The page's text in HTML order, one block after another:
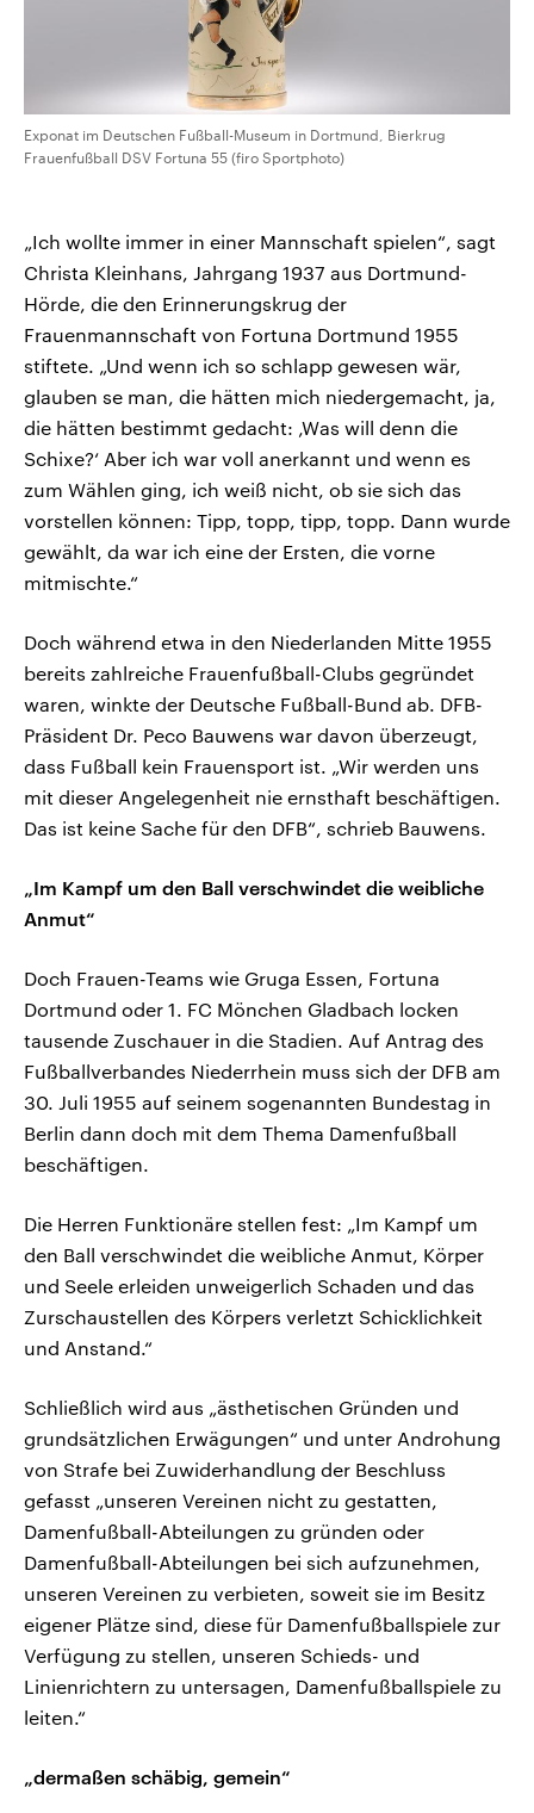
Exponat im Deutschen Fußball-Museum in Dortmund, Bierkrug
Frauenfußball DSV Fortuna 55 (firo Sportphoto)
„Ich wollte immer in einer Mannschaft spielen“, sagt
Christa Kleinhans, Jahrgang 1937 aus Dortmund-
Hörde, die den Erinnerungskrug der
Frauenmannschaft von Fortuna Dortmund 1955
stiftete. „Und wenn ich so schlapp gewesen wär,
glauben se man, die hätten mich niedergemacht, ja,
die hätten bestimmt gedacht: ‚Was will denn die
Schixe?‘ Aber ich war voll anerkannt und wenn es
zum Wählen ging, ich weiß nicht, ob sie sich das
vorstellen können: Tipp, topp, tipp, topp. Dann wurde
gewählt, da war ich eine der Ersten, die vorne
mitmischte.“
Doch während etwa in den Niederlanden Mitte 1955
bereits zahlreiche Frauenfußball-Clubs gegründet
waren, winkte der Deutsche Fußball-Bund ab. DFB-
Präsident Dr. Peco Bauwens war davon überzeugt,
dass Fußball kein Frauensport ist. „Wir werden uns
mit dieser Angelegenheit nie ernsthaft beschäftigen.
Das ist keine Sache für den DFB“, schrieb Bauwens.
„Im Kampf um den Ball verschwindet die weibliche
Anmut“
Doch Frauen-Teams wie Gruga Essen, Fortuna
Dortmund oder 1. FC Mönchen Gladbach locken
tausende Zuschauer in die Stadien. Auf Antrag des
Fußballverbandes Niederrhein muss sich der DFB am
30. Juli 1955 auf seinem sogenannten Bundestag in
Berlin dann doch mit dem Thema Damenfußball
beschäftigen.
Die Herren Funktionäre stellen fest: „Im Kampf um
den Ball verschwindet die weibliche Anmut, Körper
und Seele erleiden unweigerlich Schaden und das
Zurschaustellen des Körpers verletzt Schicklichkeit
und Anstand.“
Schließlich wird aus „ästhetischen Gründen und
grundsätzlichen Erwägungen“ und unter Androhung
von Strafe bei Zuwiderhandlung der Beschluss
gefasst „unseren Vereinen nicht zu gestatten,
Damenfußball-Abteilungen zu gründen oder
Damenfußball-Abteilungen bei sich aufzunehmen,
unseren Vereinen zu verbieten, soweit sie im Besitz
eigener Plätze sind, diese für Damenfußballspiele zur
Verfügung zu stellen, unseren Schieds- und
Linienrichtern zu untersagen, Damenfußballspiele zu
leiten.“
„dermaßen schäbig, gemein“